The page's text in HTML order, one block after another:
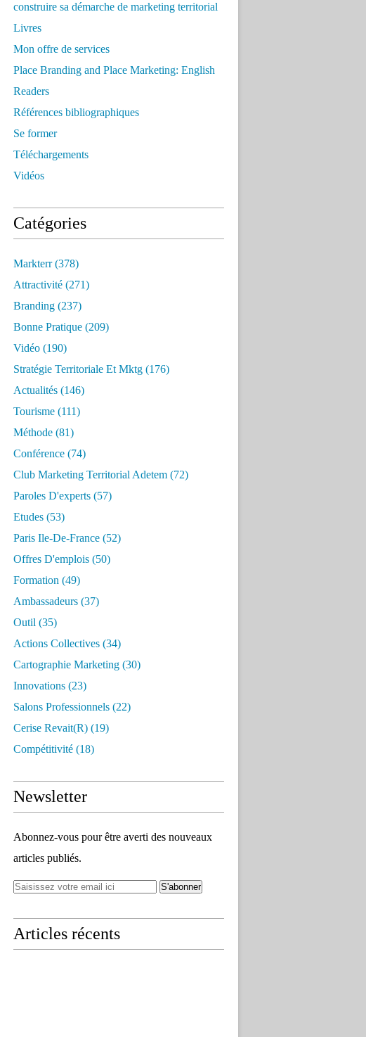
construire sa démarche de marketing territorial
Livres
Mon offre de services
Place Branding and Place Marketing: English
Readers
Références bibliographiques
Se former
Téléchargements
Vidéos
Catégories
Markterr(378)
Attractivité (271)
Branding (237)
Bonne Pratique (209)
Vidéo (190)
Stratégie Territoriale Et Mktg (176)
Actualités (146)
Tourisme (111)
Méthode (81)
Conférence (74)
Club Marketing Territorial Adetem (72)
Paroles D'experts (57)
Etudes (53)
Paris Ile-De-France (52)
Offres D'emplois (50)
Formation (49)
Ambassadeurs (37)
Outil (35)
Actions Collectives (34)
Cartographie Marketing (30)
Innovations (23)
Salons Professionnels (22)
Cerise Revait(r) (19)
Compétitivité (18)
Newsletter
Abonnez-vous pour être averti des nouveaux
articles publiés.
Articles récents